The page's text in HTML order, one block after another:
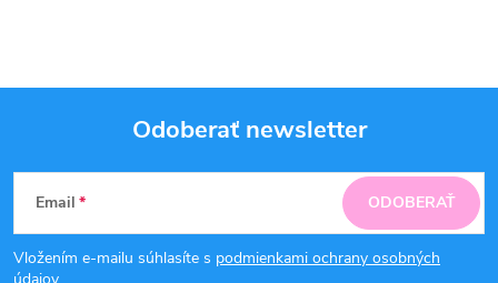
Z
á
Odoberať newsletter
Email
Vložením e-mailu súhlasíte s podmienkami ochrany osobných
ODOBERAŤ